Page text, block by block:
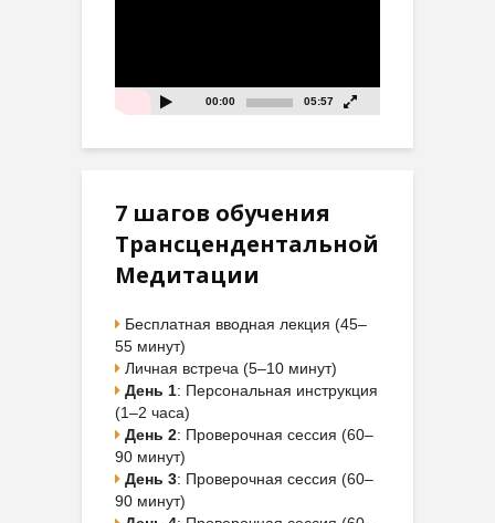
00:00 05:57
7 шагов обучения
Трансцендентальной
Медитации
Бесплатная вводная лекция (45–
55 минут)
Личная встреча (5–10 минут)
День 1: Персональная инструкция
(1–2 часа)
День 2: Проверочная сессия (60–
90 минут)
День 3: Проверочная сессия (60–
90 минут)